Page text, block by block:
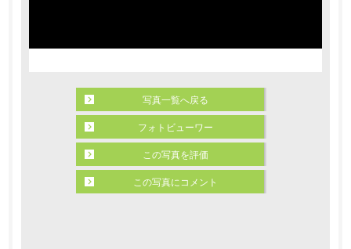
写真一覧へ戻る
フォトビューワー
この写真を評価
この写真にコメント